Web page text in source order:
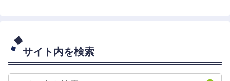
サイト内を検索